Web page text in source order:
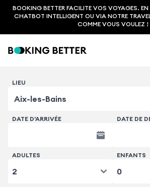
BOOKING BETTER FACILITE VOS VOYAGES.
CHATBOT INTELLIGENT OU VIA NOTRE
COMME VOUS VOULEZ !
LIEU
DATE D'ARRIVÉE DATE DE
ADULTES ENFANTS